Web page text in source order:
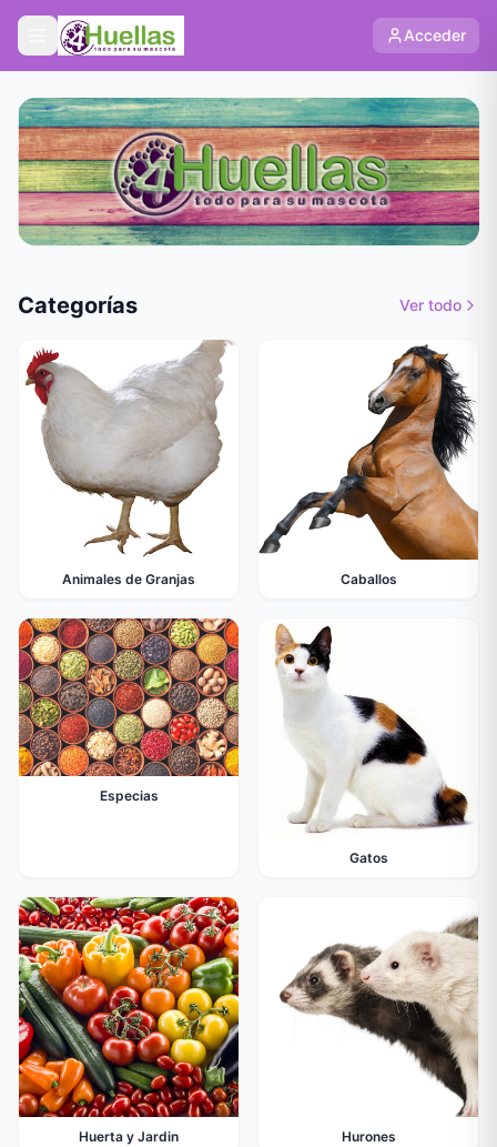
Acceder
Categorías Ver todo
Animales de Granjas Caballos
Especias
Gatos
Huerta y Jardin Hurones